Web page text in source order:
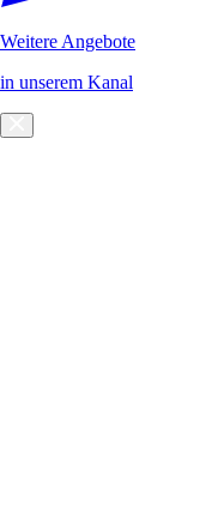
Weitere Angebote
in unserem Kanal